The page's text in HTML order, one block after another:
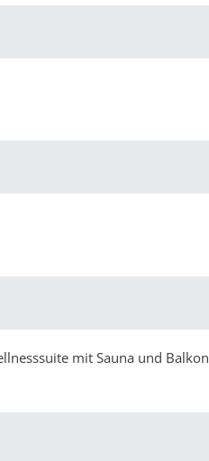
mit Sauna und Balkon